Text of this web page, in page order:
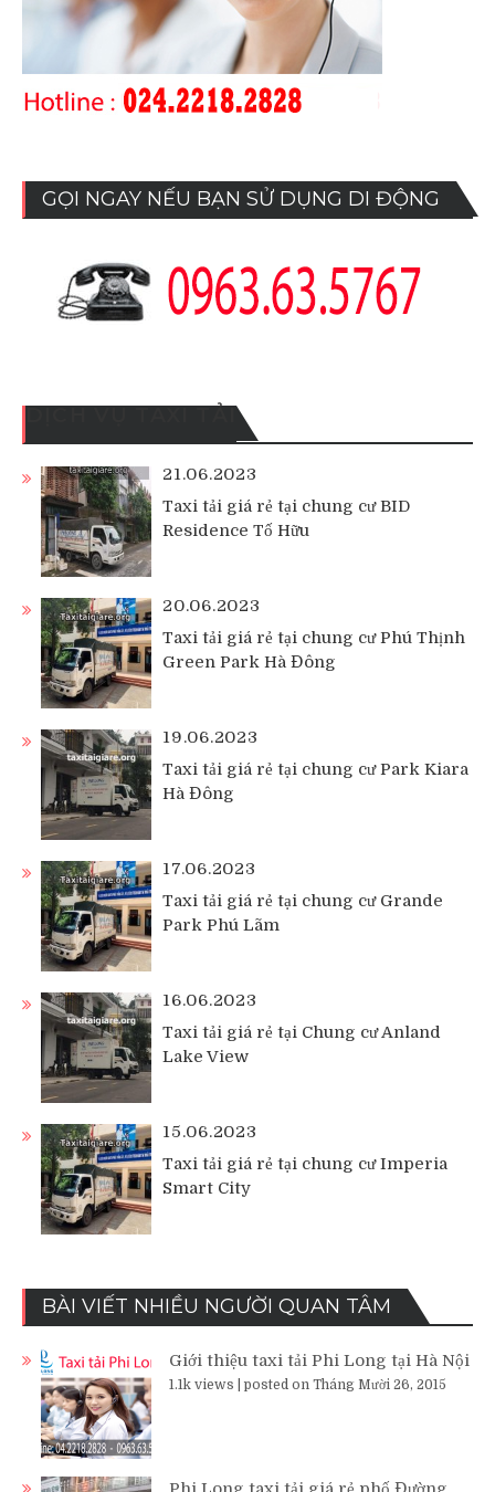
GỌI NGAY NẾU BẠN SỬ DỤNG DI ĐỘNG
21.06.2023
Taxi tải giá rẻ tại chung cư BID
Residence Tố Hữu
20.06.2023
Taxi tải giá rẻ tại chung cư Phú Thịnh
Green Park Hà Đông
19.06.2023
Taxi tải giá rẻ tại chung cư Park Kiara
Hà Đông
17.06.2023
Taxi tải giá rẻ tại chung cư Grande
Park Phú Lãm
16.06.2023
Taxi tải giá rẻ tại Chung cư Anland
Lake View
15.06.2023
Taxi tải giá rẻ tại chung cư Imperia
Smart City
BÀI VIẾT NHIỀU NGƯỜI QUAN TÂM
Giới thiệu taxi tải Phi Long tại Hà Nội
1.1k views posted on Tháng Mười 26, 2015